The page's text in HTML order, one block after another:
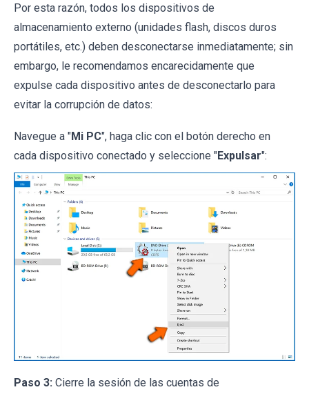
Por esta razón, todos los dispositivos de
almacenamiento externo (unidades flash, discos duros
portátiles, etc.) deben desconectarse inmediatamente; sin
embargo, le recomendamos encarecidamente que
expulse cada dispositivo antes de desconectarlo para
evitar la corrupción de datos:
Navegue a "Mi PC", haga clic con el botón derecho en
cada dispositivo conectado y seleccione "Expulsar":
Paso 3: Cierre la sesión de las cuentas de